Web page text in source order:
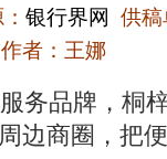
银行界网
供
者：王娜
务品牌，桐
边商圈，把